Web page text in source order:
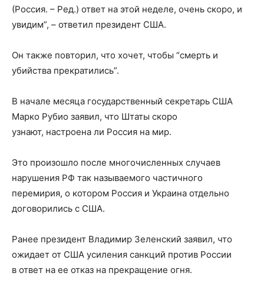
(Россия. – Ред.) ответ на этой неделе, очень скоро, и
увидим”, – ответил президент США.
Он также повторил, что хочет, чтобы “смерть и
убийства прекратились”.
В начале месяца государственный секретарь США
Марко Рубио заявил, что Штаты скоро
узнают, настроена ли Россия на мир.
Это произошло после многочисленных случаев
нарушения РФ так называемого частичного
перемирия, о котором Россия и Украина отдельно
договорились с США.
Ранее президент Владимир Зеленский заявил, что
ожидает от США усиления санкций против России
в ответ на ее отказ на прекращение огня.